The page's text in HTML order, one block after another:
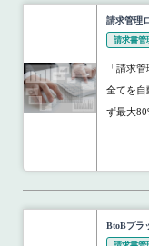
請求管理
請求書管
「請求
全てを自
ず最大
BtoBプラ